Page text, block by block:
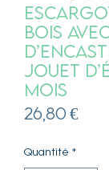
bois
Jouet
mois
26,80 €Prix
Quantité *